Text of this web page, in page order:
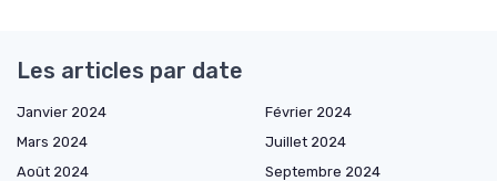
Les articles par date
Janvier 2024
Février 2024
Mars 2024
Juillet 2024
Août 2024
Septembre 2024